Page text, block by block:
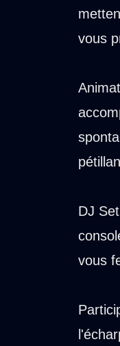
vous
DJ
vous